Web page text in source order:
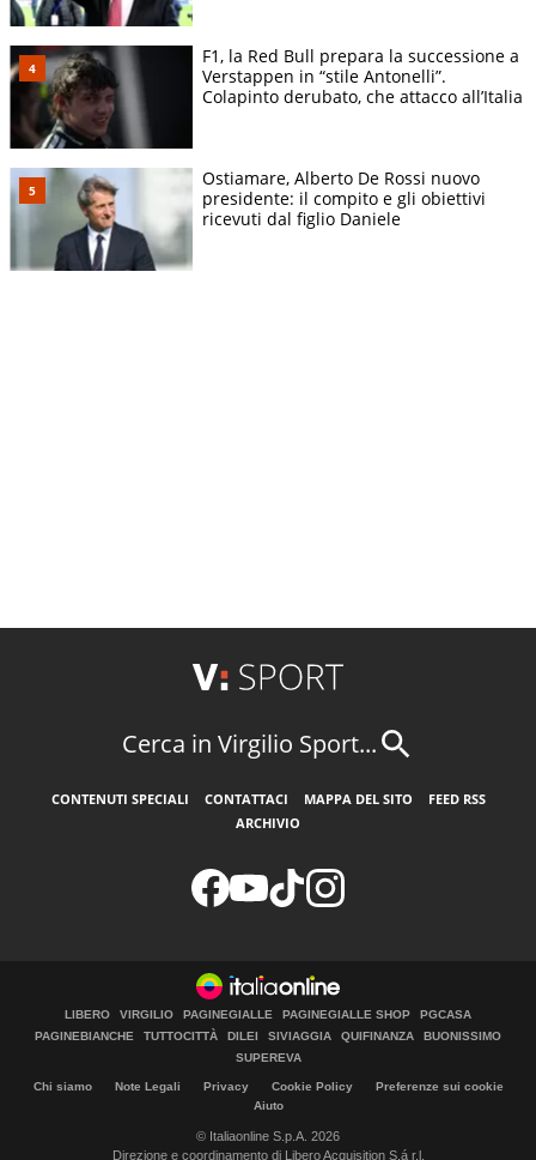
F1, la Red Bull prepara la successione a
Verstappen in “stile Antonelli”.
Colapinto derubato, che attacco all’Italia
Ostiamare, Alberto De Rossi nuovo
presidente: il compito e gli obiettivi
ricevuti dal figlio Daniele
Cerca in Virgilio Sport...
CONTENUTI SPECIALI CONTATTACI MAPPA DEL SITO
FEED RSS
ARCHIVIO
LIBERO VIRGILIO PAGINEGIALLE PAGINEGIALLE SHOP
PGCASA
PAGINEBIANCHE
TUTTOCITTÀ DILEI SIVIAGGIA QUIFINANZA
BUONISSIMO
SUPEREVA
Chi siamo Note Legali Privacy Cookie Policy
Preferenze sui cookie
Aiuto
© Italiaonline S.p.A. 2026
Direzione e coordinamento di Libero Acquisition S.á r.l.